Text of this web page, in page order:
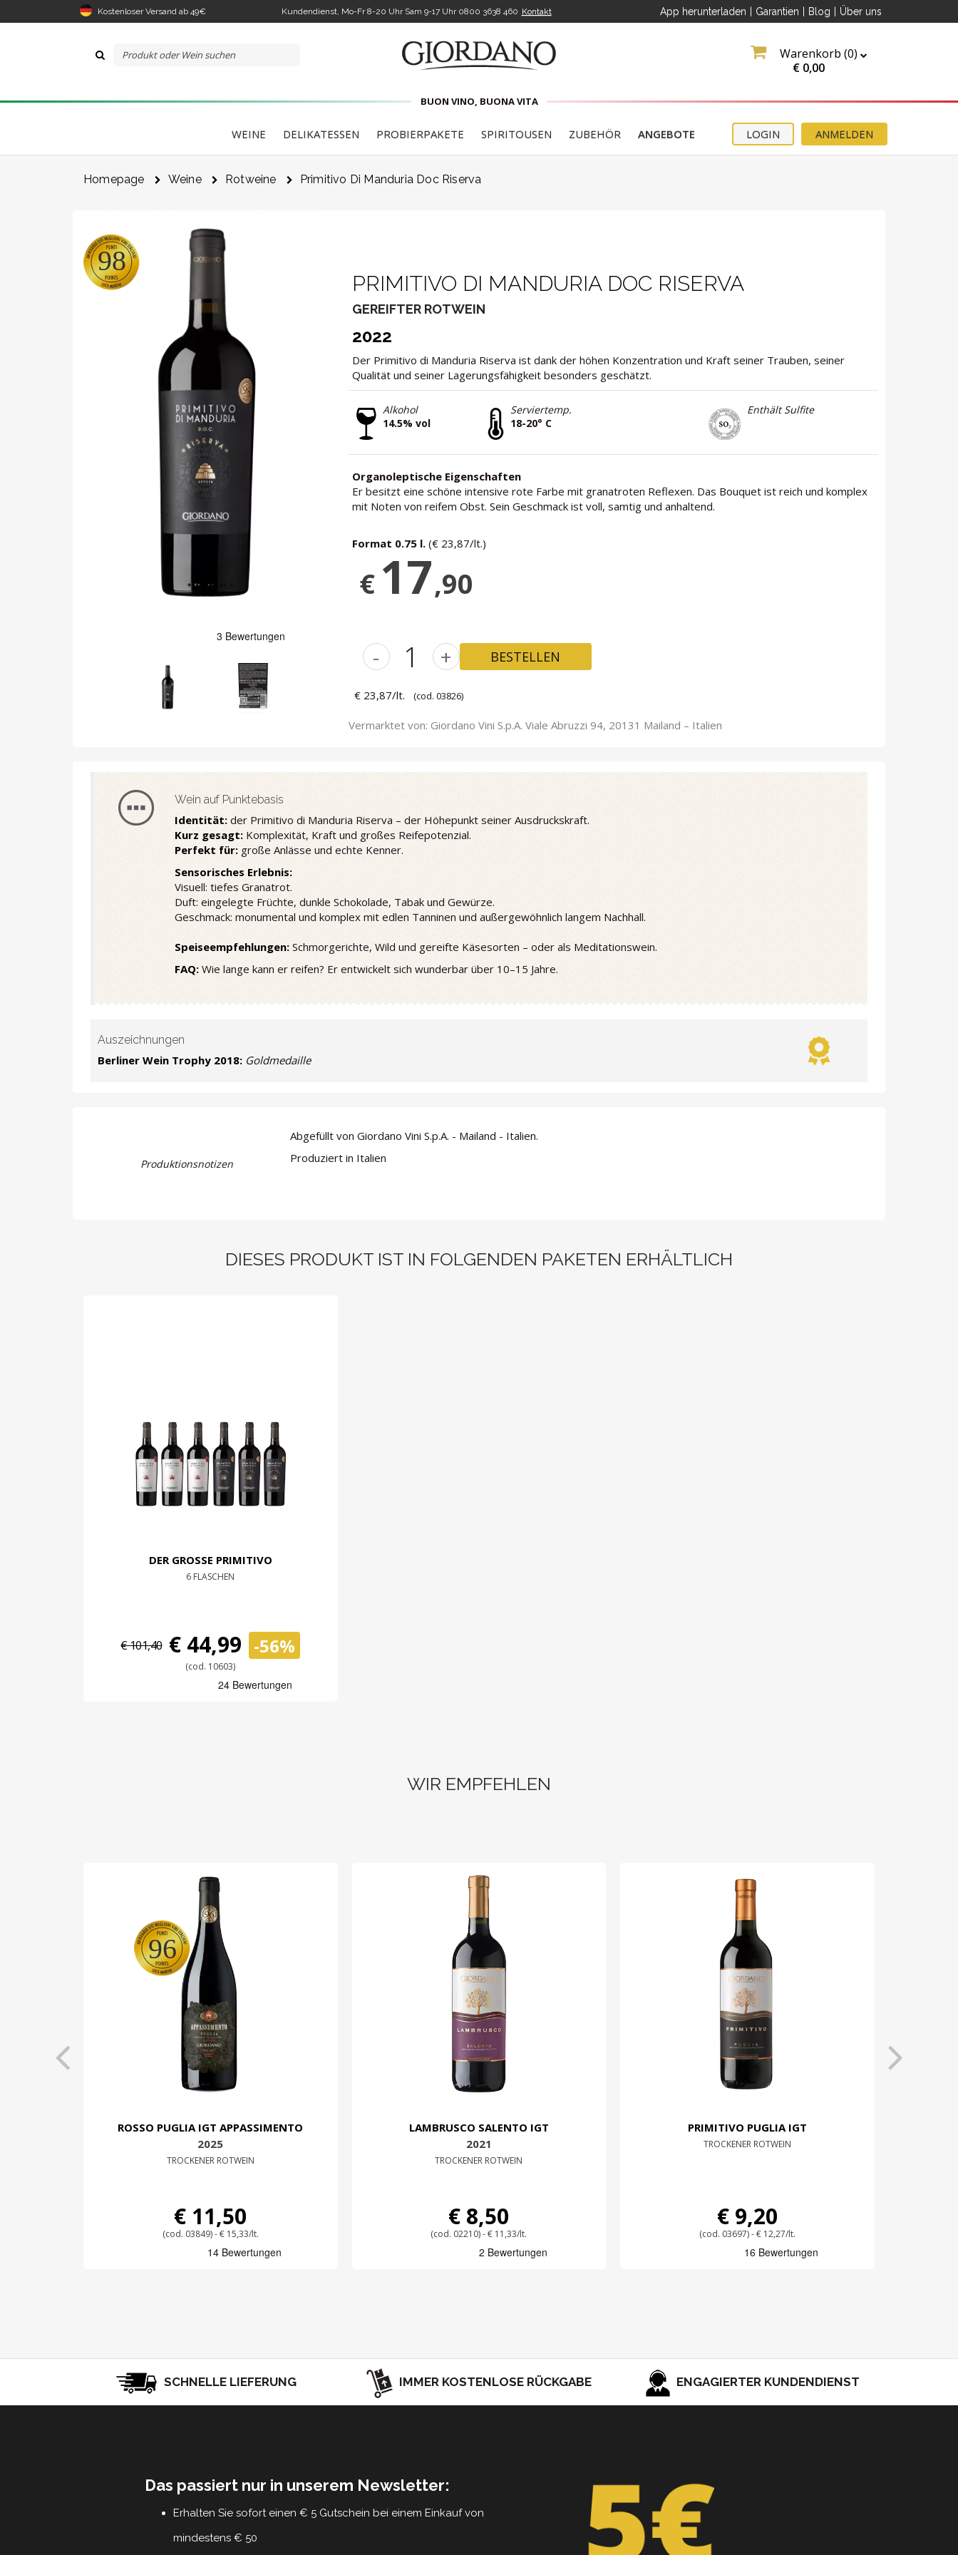
Kostenloser Versand ab 49€ Kundendienst, Mo-Fr 8-20 Uhr Sam 9-17 Uhr0800 3638 460 Kontakt App herunterladen Garantien Blog Über uns
Warenkorb (0)
€ 0,00
BUON VINO, BUONA VITA
WEINE DELIKATESSEN PROBIERPAKETE SPIRITOUSEN ZUBEHÖR ANGEBOTE ANMELDEN
LOGIN
Homepage Weine Rotweine Primitivo Di Manduria Doc Riserva
98
PRIMITIVO DI MANDURIA DOC RISERVA
GEREIFTER ROTWEIN
2022
Der Primitivo di Manduria Riserva ist dank der höhen Konzentration und Kraft seiner Trauben, seiner
Qualität und seiner Lagerungsfähigkeit besonders geschätzt.
Alkohol
14.5% vol
Serviertemp.
18-20° C
Enthält Sulfite
Organoleptische Eigenschaften
Er besitzt eine schöne intensive rote Farbe mit granatroten Reflexen. Das Bouquet ist reich und komplex
mit Noten von reifem Obst. Sein Geschmack ist voll, samtig und anhaltend.
Format 0.75 l. (€ 23,87/lt.)
€ 17,90
- + BESTELLEN
€ 23,87/lt. (cod. 03826)
Vermarktet von: Giordano Vini S.p.A. Viale Abruzzi 94, 20131 Mailand – Italien
Wein auf Punktebasis
Identität:der Primitivo di Manduria Riserva – der Höhepunkt seiner Ausdruckskraft.
Kurz gesagt:Komplexität, Kraft und großes Reifepotenzial.
Perfekt für:große Anlässe und echte Kenner.
Sensorisches Erlebnis:
Visuell: tiefes Granatrot.
Duft: eingelegte Früchte, dunkle Schokolade, Tabak und Gewürze.
Geschmack: monumental und komplex mit edlen Tanninen und außergewöhnlich langem Nachhall.
Speiseempfehlungen:Schmorgerichte, Wild und gereifte Käsesorten – oder als Meditationswein.
FAQ:Wie lange kann er reifen? Er entwickelt sich wunderbar über 10–15 Jahre.
Auszeichnungen
Berliner Wein Trophy 2018: Goldmedaille
Produktionsnotizen
Abgefüllt von Giordano Vini S.p.A. - Mailand - Italien.
Produziert in Italien
DIESES PRODUKT IST IN FOLGENDEN PAKETEN ERHÄLTLICH
DER GROSSE PRIMITIVO
6 FLASCHEN
€ 101,40 € 44,99 -56%
(cod. 10603)
WIR EMPFEHLEN
96
ROSSO PUGLIA IGT APPASSIMENTO
2025
TROCKENER ROTWEIN
€ 11,50
(cod. 03849) - € 15,33/lt.
LAMBRUSCO SALENTO IGT
2021
TROCKENER ROTWEIN
€ 8,50
(cod. 02210) - € 11,33/lt.
PRIMITIVO PUGLIA IGT
TROCKENER ROTWEIN
€ 9,20
(cod. 03697) - € 12,27/lt.
SCHNELLE LIEFERUNG IMMER KOSTENLOSE RÜCKGABE ENGAGIERTER KUNDENDIENST
Das passiert nur in unserem Newsletter:
Erhalten Sie sofort einen € 5 Gutschein bei einem Einkauf von
mindestens € 50